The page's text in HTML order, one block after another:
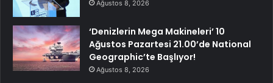
Ağustos 8, 2026
‘Denizlerin Mega Makineleri’ 10
Ağustos Pazartesi 21.00’de National
Geographic’te Başlıyor!
Ağustos 8, 2026